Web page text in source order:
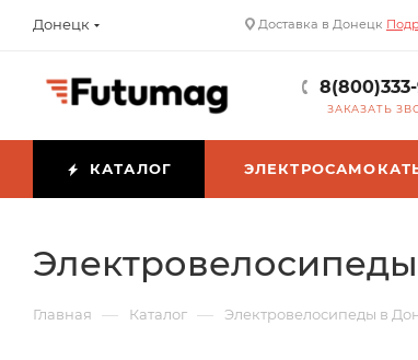
Донецк Доставка в Донецк
ЗАКАЗАТЬ
КАТАЛОГ
Главная — Каталог — Электровелосипеды в